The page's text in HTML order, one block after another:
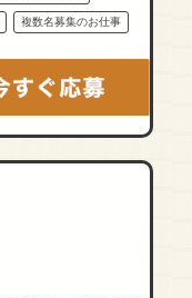
複数名募集のお仕事